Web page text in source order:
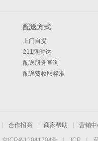
配送方式
上门自提
211限时达
配送服务查询
配送费收取标准
合作招商 商家帮助 营销